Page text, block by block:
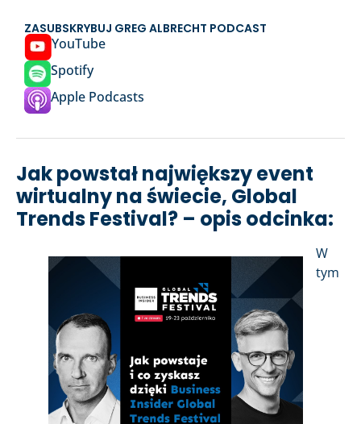
ZASUBSKRYBUJ GREG ALBRECHT PODCAST
YouTube
Spotify
Apple Podcasts
Jak powstał największy event
wirtualny na świecie, Global
Trends Festival? – opis odcinka:
W
tym